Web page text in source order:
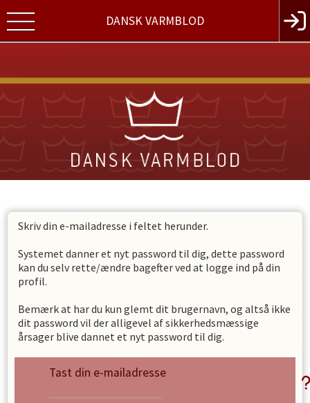
DANSK VARMBLOD
Skriv din e-mailadresse i feltet herunder.
Systemet danner et nyt password til dig, dette password
kan du selv rette/ændre bagefter ved at logge ind på din
profil.
Bemærk at har du kun glemt dit brugernavn, og altså ikke
dit password vil der alligevel af sikkerhedsmæssige
årsager blive dannet et nyt password til dig.
Tast din e-mailadresse